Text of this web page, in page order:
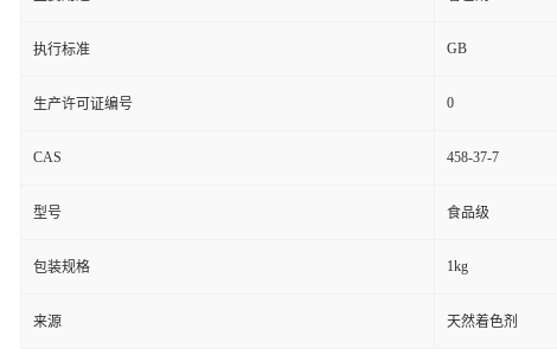
执行标准 GB
生产许可证编号 0
CAS 458-37-7
型号 食品级
包装规格 1kg
来源 天然着色剂